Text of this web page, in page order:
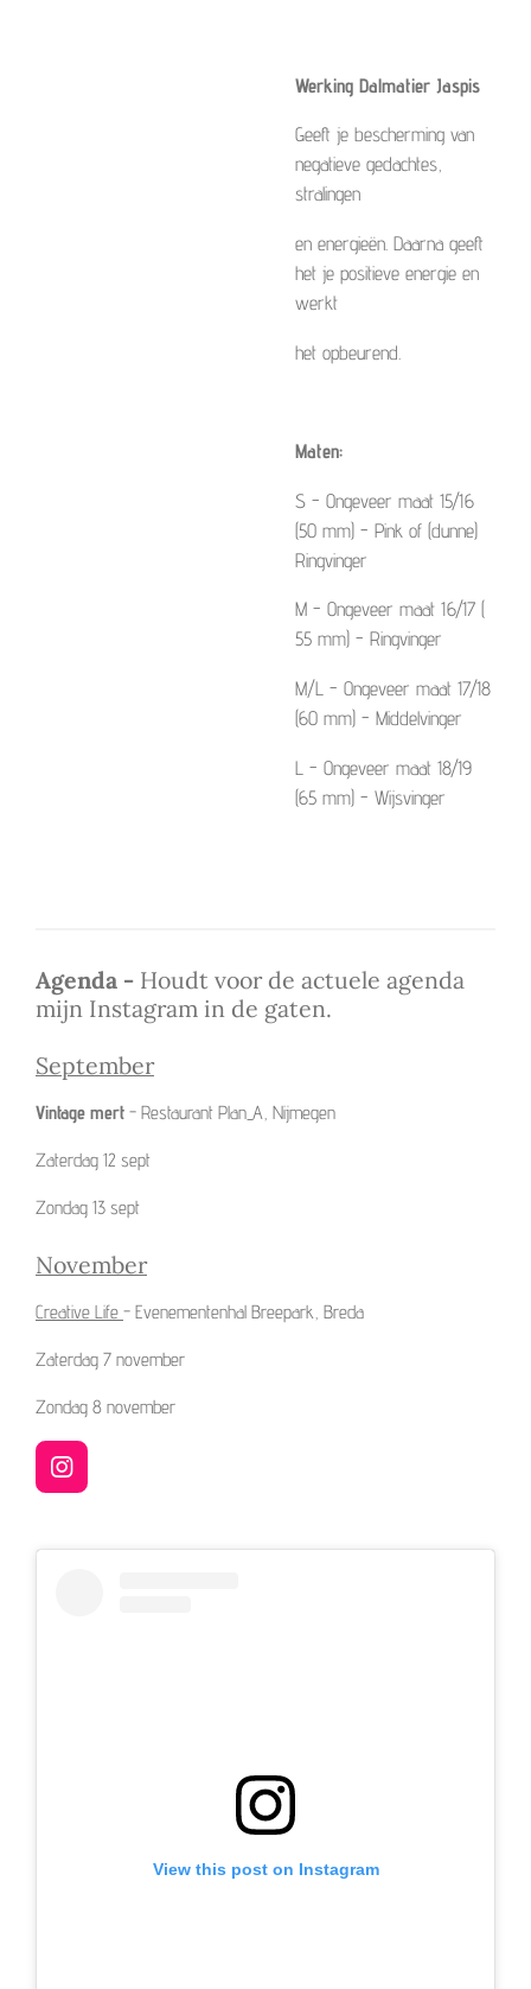
Werking Dalmatier Jaspis
Geeft je bescherming van
negatieve gedachtes,
stralingen
en energieën. Daarna geeft
het je positieve energie en
werkt
het opbeurend.
Maten:
S - Ongeveer maat 15/16
(50 mm) - Pink of (dunne)
Ringvinger
M - Ongeveer maat 16/17 (
55 mm) - Ringvinger
M/L - Ongeveer maat 17/18
(60 mm) - Middelvinger
L - Ongeveer maat 18/19
(65 mm) - Wijsvinger
Agenda - Houdt voor de actuele agenda
mijn Instagram in de gaten.
September
Vintage mert - Restaurant Plan_A, Nijmegen
Zaterdag 12 sept
Zondag 13 sept
November
Creative Life - Evenementenhal Breepark, Breda
Zaterdag 7 november
Zondag 8 november
I
n
t
View this post on Instagram